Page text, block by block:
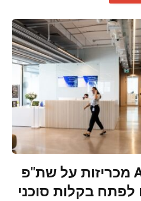
Intuit ו-Anthropic מכריזות על שת"פ
בקלות סוכני